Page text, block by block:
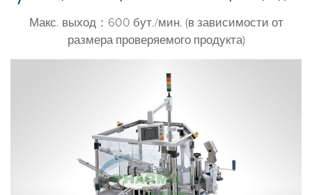
Макс. выход：600 бут./мин. (в зависимости от
размера проверяемого продукта)